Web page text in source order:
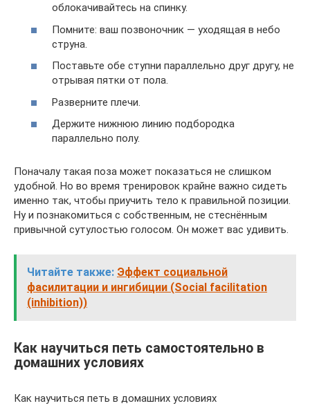
облокачивайтесь на спинку.
Помните: ваш позвоночник — уходящая в небо
струна.
Поставьте обе ступни параллельно друг другу, не
отрывая пятки от пола.
Разверните плечи.
Держите нижнюю линию подбородка
параллельно полу.
Поначалу такая поза может показаться не слишком
удобной. Но во время тренировок крайне важно сидеть
именно так, чтобы приучить тело к правильной позиции.
Ну и познакомиться с собственным, не стеснённым
привычной сутулостью голосом. Он может вас удивить.
Читайте также: Эффект социальной
фасилитации и ингибиции (Social facilitation
(inhibition))
Как научиться петь самостоятельно в
домашних условиях
Как научиться петь в домашних условиях